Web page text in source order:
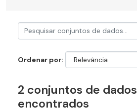
Ordenar por
2 conjuntos de dados
encontrados